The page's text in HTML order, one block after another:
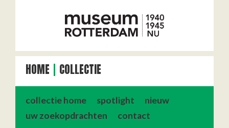
HOME COLLECTIE
collectie home spotlight
nieuw
uw zoekopdrachten
contact